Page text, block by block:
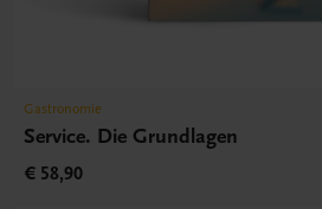
Gastronomie
Service. Die Grundlagen
€ 58,90